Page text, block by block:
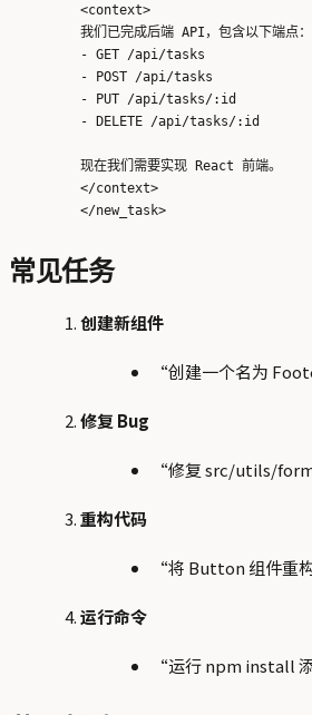
<context>
我们已完成后端 API，包含以下端点：
- GET /api/tasks
- POST /api/tasks
- PUT /api/tasks/:id
- DELETE /api/tasks/:id
现在我们需要实现 React 前端。
</context>
常见任务
创建新组件
“创建一个名为
修复 Bug
“修复 src/utils/
重构代码
“将 Button 组件重
运行命令
“运行 npm install